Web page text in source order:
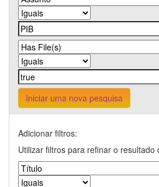
Iniciar uma nova pesquisa
Adicionar filtros:
Utilizar filtros para refinar o resultado